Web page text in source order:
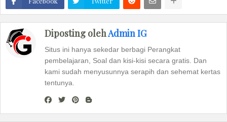
Diposting olehAdmin IG
Situs ini hanya sekedar berbagi Perangkat
pembelajaran, Soal dan kisi-kisi secara gratis. Dan
kami sudah menyusunnya serapih dan sehemat kertas
tentunya.